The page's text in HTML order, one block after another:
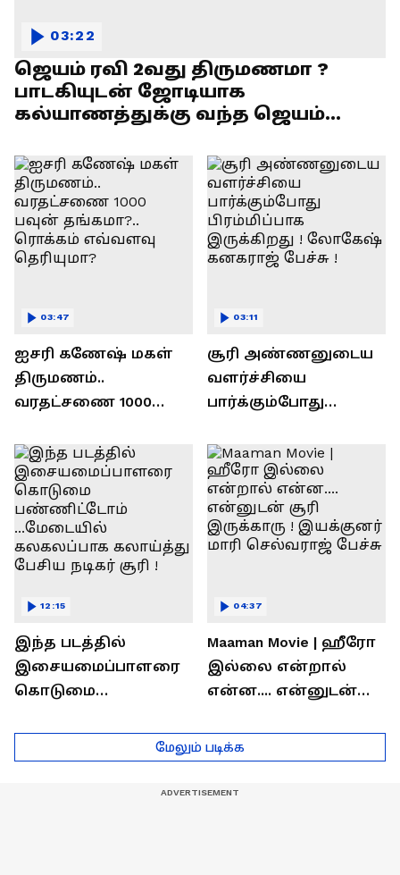
ஜெயம் ரவி 2வது திருமணமா ?
பாடகியுடன் ஜோடியாக
கல்யாணத்துக்கு வந்த ஜெயம்
03:22
ஐசரி கணேஷ் மகள்
திருமணம்..
வரதட்சணை 1000
ரொக்கம் எவ்வளவு
தெரியுமா?
03:47
சூரி அண்ணனுடைய
வளர்ச்சியை
பார்க்கும்போது
இருக்கிறது !
லோகேஷ் கனகராஜ்
பேச்சு !
03:11
இந்த படத்தில்
இசையமைப்பாளரை
கொடுமை
...மேடையில்
கலகலப்பாக
12:15
Maaman Movie | ஹீரோ
இல்லை என்றால்
என்ன.... என்னுடன்
இயக்குனர் மாரி
செல்வராஜ் பேச்சு
04:37
மேலும் படிக்க